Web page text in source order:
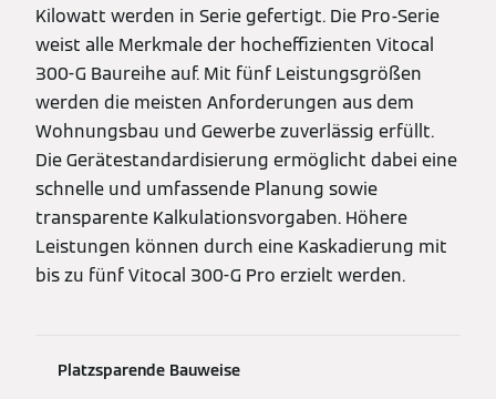
Kilowatt werden in Serie gefertigt. Die Pro-Serie
weist alle Merkmale der hocheffizienten Vitocal
300-G Baureihe auf. Mit fünf Leistungsgrößen
werden die meisten Anforderungen aus dem
Wohnungsbau und Gewerbe zuverlässig erfüllt.
Die Gerätestandardisierung ermöglicht dabei eine
schnelle und umfassende Planung sowie
transparente Kalkulationsvorgaben. Höhere
Leistungen können durch eine Kaskadierung mit
bis zu fünf Vitocal 300-G Pro erzielt werden.
Platzsparende Bauweise